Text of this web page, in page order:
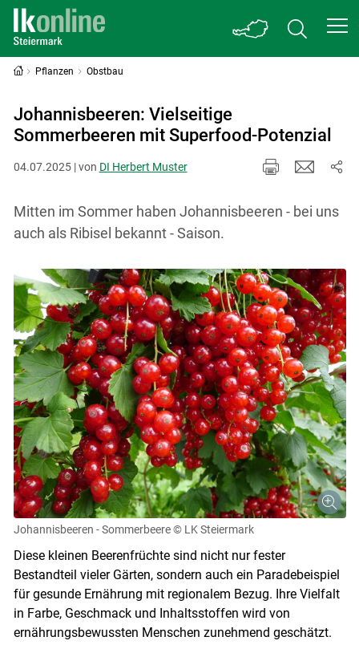
Pflanzen Obstbau
Johannisbeeren: Vielseitige
Sommerbeeren mit Superfood-Potenzial
04.07.2025 | von DI Herbert Muster
Mitten im Sommer haben Johannisbeeren - bei uns
auch als Ribisel bekannt - Saison.
Johannisbeeren - Sommerbeere © LK Steiermark
Diese kleinen Beerenfrüchte sind nicht nur fester
Bestandteil vieler Gärten, sondern auch ein Paradebeispiel
für gesunde Ernährung mit regionalem Bezug. Ihre Vielfalt
in Farbe, Geschmack und Inhaltsstoffen wird von
ernährungsbewussten Menschen zunehmend geschätzt.